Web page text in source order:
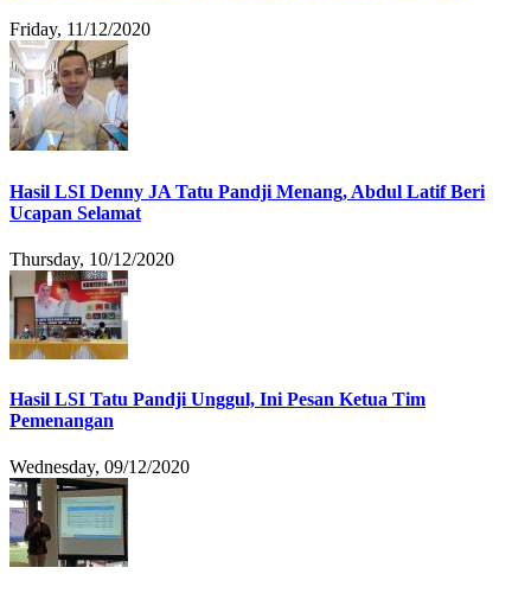
Friday, 11/12/2020
Hasil LSI Denny JA Tatu Pandji Menang, Abdul Latif Beri
Ucapan Selamat
Thursday, 10/12/2020
Hasil LSI Tatu Pandji Unggul, Ini Pesan Ketua Tim
Pemenangan
Wednesday, 09/12/2020